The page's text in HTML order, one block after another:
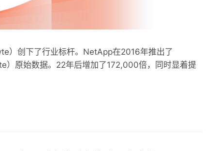
）创下了行业标杆。NetApp在2016年推出了
原始数据。22年后增加了172,000倍，同时显着提